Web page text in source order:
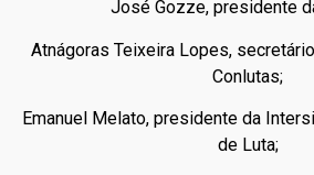
José Gozze, presidente
Atnágoras Teixeira Lopes,
Conlutas;
Emanuel Melato, presidente da
de Luta;